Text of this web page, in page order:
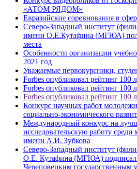
«АТОМ РЯДОМ»
Евразийские соревнования в
Северо-Западный институт
имени О.Е.Кутафина (МГЮА)
места
Особенности организации
2021 год
Уважаемые первокурсники,
Forbes опубликовал рейтинг 100
Forbes опубликовал рейтинг 100
Forbes опубликовал рейтинг 100
Конкурс научных работ
социально-экономического
Международный конкурс на
исследовательскую работу
имени А.И. Зубкова
Северо-Западный институт
О.Е. Кутафина (МГЮА) подписал
Череповецким государственным